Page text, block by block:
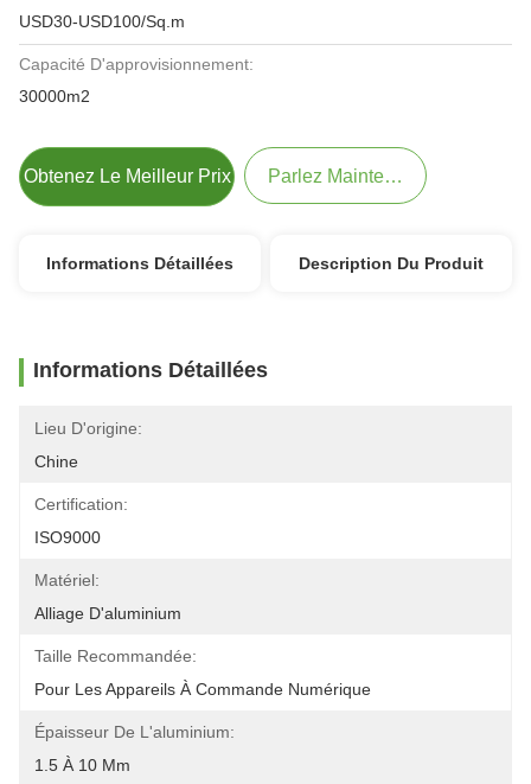
USD30-USD100/Sq.m
Capacité D'approvisionnement:
30000m2
Obtenez Le Meilleur Prix Parlez Maintenant.
Informations Détaillées Description Du Produit
Informations Détaillées
Lieu D'origine:
Chine
Certification:
ISO9000
Matériel:
Alliage D'aluminium
Taille Recommandée:
Pour Les Appareils À Commande Numérique
Épaisseur De L'aluminium:
1.5 À 10 Mm